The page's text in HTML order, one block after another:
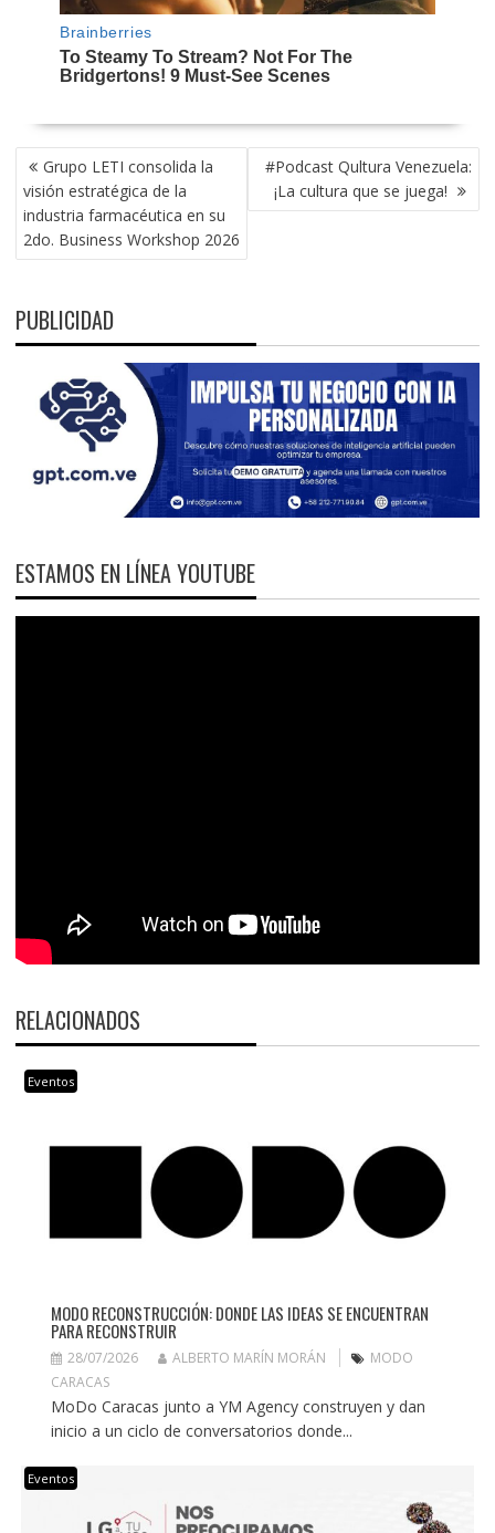
NAVEGACIÓN
DE
ENTRADAS
Grupo LETI consolida la
visión estratégica de la
industria farmacéutica en su
2do. Business Workshop 2026
#Podcast Qultura Venezuela:
¡La cultura que se juega!
PUBLICIDAD
ESTAMOS EN LÍNEA YOUTUBE
RELACIONADOS
Eventos
MODO RECONSTRUCCIÓN: DONDE LAS IDEAS SE ENCUENTRAN
PARA RECONSTRUIR
28/07/2026 ALBERTO MARÍN MORÁN
MODO
CARACAS
MoDo Caracas junto a YM Agency construyen y dan
inicio a un ciclo de conversatorios donde...
Eventos